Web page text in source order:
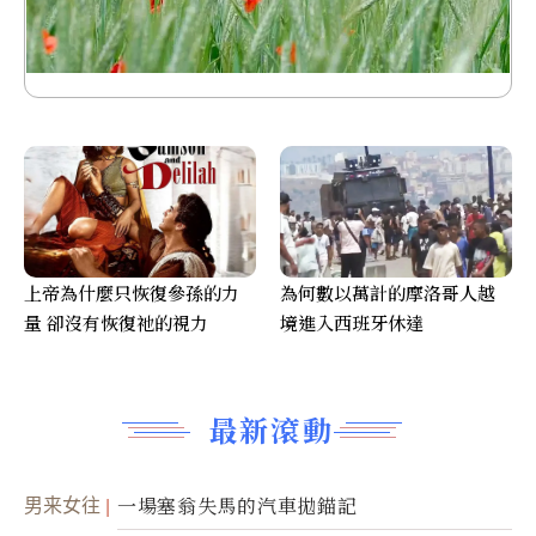
最新滾動
男来女往 一場塞翁失馬的汽車拋錨記
上帝為什麼只恢復參孫的力
量 卻沒有恢復祂的視力
為何數以萬計的摩洛哥人越
境進入西班牙休達